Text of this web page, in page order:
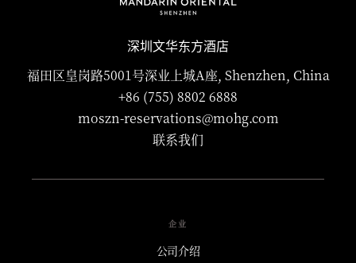
深圳文华东方酒店
福田区皇岗路5001号深业上城A座, Shenzhen, China
+86 (755) 8802 6888
moszn-reservations@mohg.com
联系我们
企业
公司介绍